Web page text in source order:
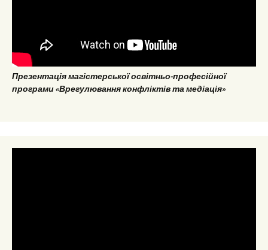
Презентація магістерської освітньо-професійної
програми «Врегулювання конфліктів та медіація»